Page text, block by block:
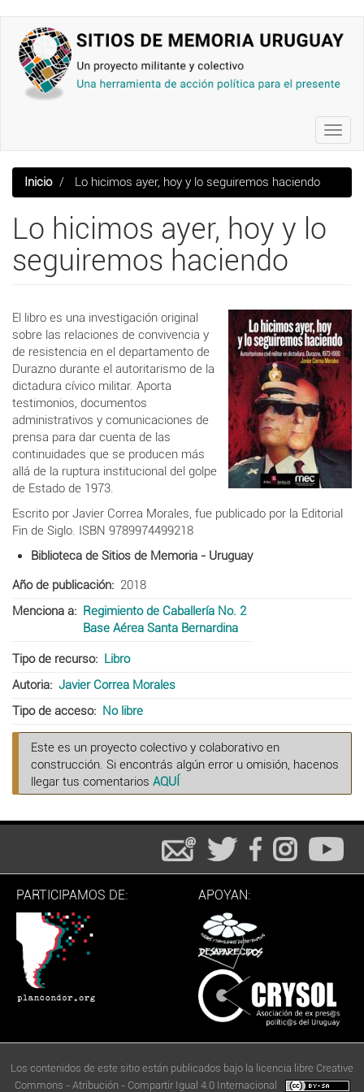
contenido
principal
Inicio Lo hicimos ayer, hoy y lo seguiremos haciendo
Lo hicimos ayer, hoy y lo
seguiremos haciendo
El libro es una investigación original
sobre las relaciones de convivencia y
de resistencia en el departamento de
Durazno durante el autoritarismo de la
dictadura cívico militar. Aporta
testimonios, documentos
administrativos y comunicaciones de
prensa para dar cuenta de las
continuidades que se producen más
allá de la ruptura institucional del golpe
de Estado de 1973.
Escrito por Javier Correa Morales, fue publicado por la Editorial
Fin de Siglo. ISBN 9789974499218
Biblioteca de Sitios de Memoria - Uruguay
Año de publicación
2018
Menciona a
Regimiento de Caballería No. 2
Base Aérea Santa Bernardina
Tipo de recurso
Libro
Autoria
Javier Correa Morales
Tipo de acceso
No libre
Este es un proyecto colectivo y colaborativo en
construcción. Si encontrás algún error u omisión, hacenos
llegar tus comentarios AQUÍ
PARTICIPAMOS DE: APOYAN:
Los contenidos de este sitio están publicados bajo la licencia libre Creative
Commons - Atribución - Compartir Igual 4.0 Internacional